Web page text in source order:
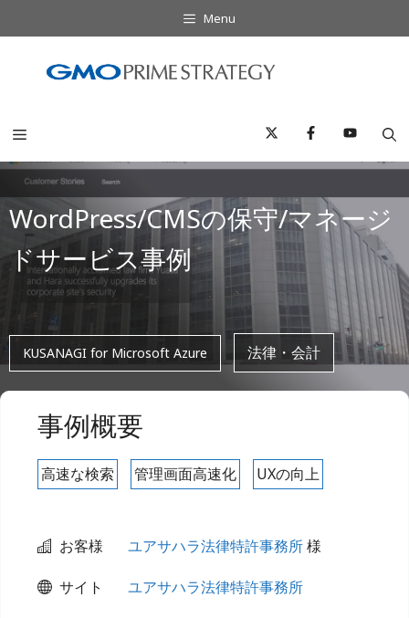
ン
キ
ッ
プ
Menu
Menu
WordPress/CMSの保守/マネージ
ドサービス事例
KUSANAGI for Microsoft Azure 法律・会計
事例概要
高速な検索 管理画面高速化 UXの向上
お客様 ユアサハラ法律特許事務所様
サイト ユアサハラ法律特許事務所